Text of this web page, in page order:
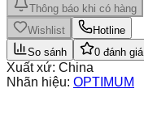
Thông báo khi có hàng
Wishlist
Hotline
So sánh
0 đánh giá
Xuất xứ: China
Nhãn hiệu: OPTIMUM